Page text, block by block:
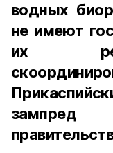
водных
не имеют
их